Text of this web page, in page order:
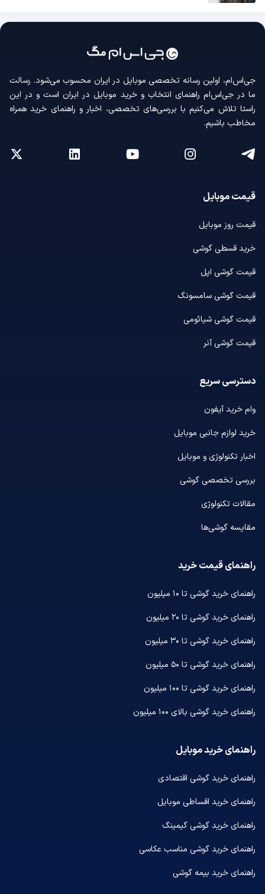
جی‌اس‌ام، اولین رسانه‌ تخصصی موبایل در ایران محسوب می‌شود. رسالت
ما در جی‌اس‌ام راهنمای انتخاب و خرید موبایل در ایران است و در این
راستا تلاش می‌کنیم با بررسی‌های تخصصی، اخبار و راهنمای خرید همراه
مخاطب باشیم.
قیمت موبایل
قیمت روز موبایل
خرید قسطی گوشی
قیمت گوشی اپل
قیمت گوشی سامسونگ
قیمت گوشی شیائومی
قیمت گوشی آنر
دسترسی سریع
وام خرید آیفون
خرید لوازم جانبی موبایل
اخبار تکنولوژی و موبایل
بررسی تخصصی گوشی
مقالات تکنولوژی
مقایسه گوشی‌ها
راهنمای قیمت خرید
راهنمای خرید گوشی تا ۱۰ میلیون
راهنمای خرید گوشی تا ۲۰ میلیون
راهنمای خرید گوشی تا ۳۰ میلیون
راهنمای خرید گوشی تا ۵۰ میلیون
راهنمای خرید گوشی تا ۱۰۰ میلیون
راهنمای خرید گوشی بالای ۱۰۰ میلیون
راهنمای خرید موبایل
راهنمای خرید گوشی اقتصادی
راهنمای خرید اقساطی موبایل
راهنمای خرید گوشی گیمینگ
راهنمای خرید گوشی مناسب عکاسی
راهنمای خرید بیمه گوشی